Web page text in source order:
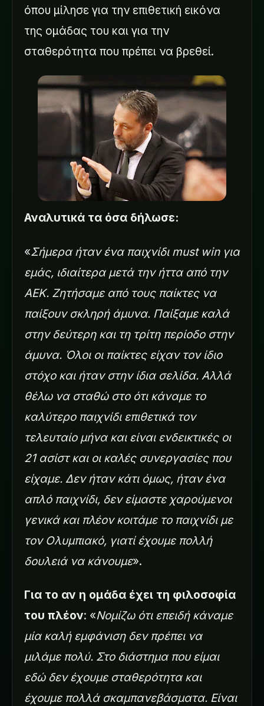
όπου μίλησε για την επιθετική εικόνα
της ομάδας του και για την
σταθερότητα που πρέπει να βρεθεί.
Αναλυτικά τα όσα δήλωσε:
«Σήμερα ήταν ένα παιχνίδι must win για
εμάς, ιδιαίτερα μετά την ήττα από την
ΑΕΚ. Ζητήσαμε από τους παίκτες να
παίξουν σκληρή άμυνα. Παίξαμε καλά
στην δεύτερη και τη τρίτη περίοδο στην
άμυνα. Όλοι οι παίκτες είχαν τον ίδιο
στόχο και ήταν στην ίδια σελίδα. Αλλά
θέλω να σταθώ στο ότι κάναμε το
καλύτερο παιχνίδι επιθετικά τον
τελευταίο μήνα και είναι ενδεικτικές οι
21 ασίστ και οι καλές συνεργασίες που
είχαμε. Δεν ήταν κάτι όμως, ήταν ένα
απλό παιχνίδι, δεν είμαστε χαρούμενοι
γενικά και πλέον κοιτάμε το παιχνίδι με
τον Ολυμπιακό, γιατί έχουμε πολλή
δουλειά να κάνουμε».
Για το αν η ομάδα έχει τη φιλοσοφία
του πλέον: «Νομίζω ότι επειδή κάναμε
μία καλή εμφάνιση δεν πρέπει να
μιλάμε πολύ. Στο διάστημα που είμαι
εδώ δεν έχουμε σταθερότητα και
έχουμε πολλά σκαμπανεβάσματα. Είναι